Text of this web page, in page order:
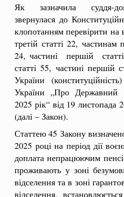
Як зазначила суддя-
звернулася до
клопотанням перевірити на
третій статті 22, частинам
24, частині першій
статті 55, частині першій
України
України „Про Державний
2025 рік“ від 19
(далі – Закон).
Статтею 45 Закону
2025 році на період дії
доплата непрацюючим
проживають у зоні
відселення та в зоні
відселення,